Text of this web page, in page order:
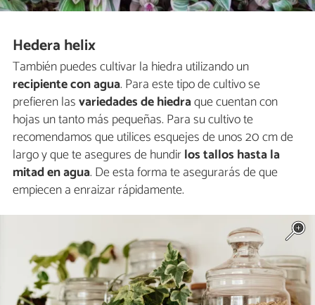
Hedera helix
También puedes cultivar la hiedra utilizando un
recipiente con agua. Para este tipo de cultivo se
prefieren lasvariedades de hiedraque cuentan con
hojas un tanto más pequeñas. Para su cultivo te
recomendamos que utilices esquejes de unos 20 cm de
largo y que te asegures de hundirlos tallos hasta la
mitad en agua. De esta forma te asegurarás de que
empiecen a enraizar rápidamente.